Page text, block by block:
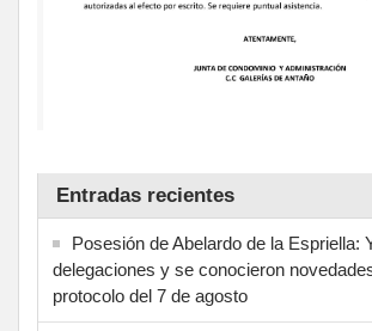
Entradas recientes
Posesión de Abelardo de la Espriella:
delegaciones y se conocieron
protocolo del 7 de agosto